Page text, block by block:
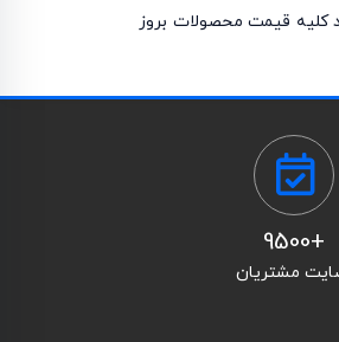
استعلام لوازم یدکی اکسنت 2013 با شماره 0212842880 تماس حاصل فرمایید کلیه قیمت محصولات بروز
+9500
مشتریان